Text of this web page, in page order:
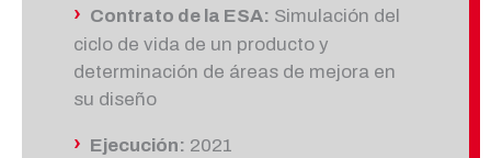
› Contrato de la ESA: Simulación del
ciclo de vida de un producto y
determinación de áreas de mejora en
su diseño
› Ejecución: 2021